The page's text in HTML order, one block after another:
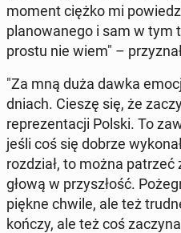
moment ciężko mi
planowanego i sam w tym
prostu nie wiem" –
"Za mną duża dawka
dniach. Cieszę się, że
reprezen­tacji Polski. To
jeśli coś się dobrze
rozdzi­ał, to można
głową w przyszłość.
piękne chwile, ale też
kończy, ale też coś